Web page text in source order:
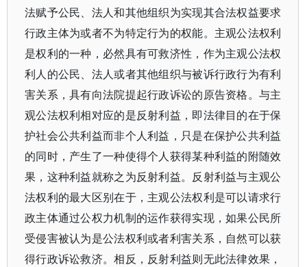
法赋予公民、法人和其他组织为实现其合法权益要求
行政主体为或者不为特定行为的权能。主观公法权利
是权利的一种，必然具有可救济性，作为主观公法权
利人的公民、法人或者其他组织与被诉行政行为有利
害关系，具有向法院提起行政诉讼的原告资格。与主
观公法权利相对应的是反射利益，即法律目的在于保
护社会公共利益而非个人利益，只是在保护公共利益
的同时，产生了一种使得个人获得某种利益的附随效
果，这种利益就称之为反射利益。反射利益与主观公
法权利的最大区别在于，主观公法权利是可以请求行
政主体通过公权力机制的运作获得实现，如果公民所
受侵害被认为是公法权利或者利害关系，自然可以获
得行政诉讼救济。相反，反射利益则无此法律效果，